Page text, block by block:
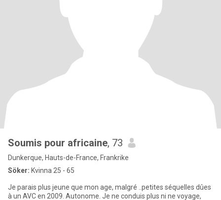
Soumis pour africaine, 73
Dunkerque, Hauts-de-France, Frankrike
Söker: Kvinna 25 - 65
Je parais plus jeune que mon age, malgré ..petites séquelles dûes
à un AVC en 2009. Autonome. Je ne conduis plus ni ne voyage,